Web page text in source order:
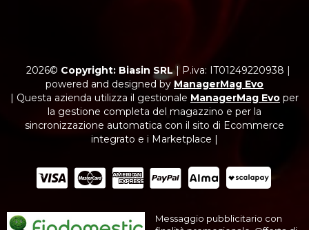
2026© Copyright: Biasin SRL| P.iva: IT01249220938 |
powered and designed by ManagerMag Evo
| Questa azienda utilizza il gestionale ManagerMag Evo per
la gestione completa del magazzino e per la
sincronizzazione automatica con il sito di Ecommerce
integrato e i Marketplace |
Messaggio pubblicitario con